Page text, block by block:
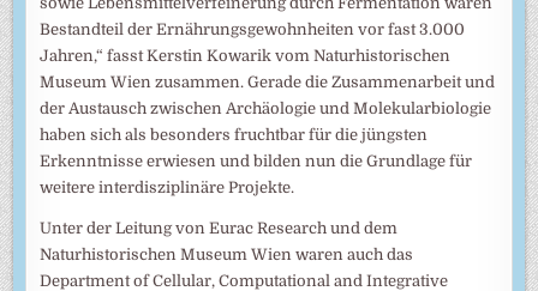
Bestandteil der Ernährungsgewohnheiten vor fast 3.000
Jahren,“ fasst Kerstin Kowarik vom Naturhistorischen
Museum Wien zusammen. Gerade die Zusammenarbeit und
der Austausch zwischen Archäologie und Molekularbiologie
haben sich als besonders fruchtbar für die jüngsten
Erkenntnisse erwiesen und bilden nun die Grundlage für
weitere interdisziplinäre Projekte.
Unter der Leitung von Eurac Research und dem
Naturhistorischen Museum Wien waren auch das
Department of Cellular, Computational and Integrative